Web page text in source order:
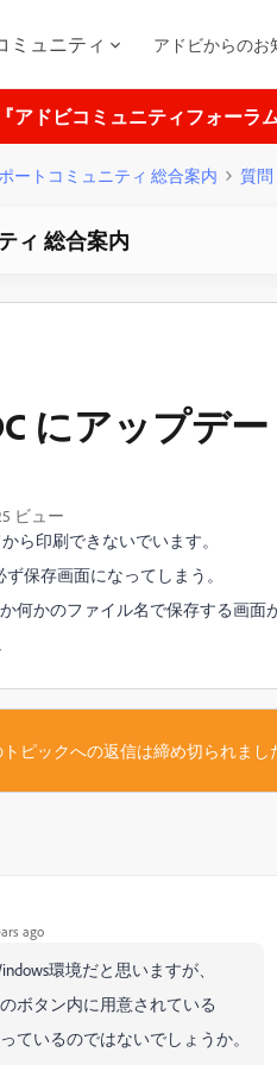
ミュニティ アドビからのお
『アドビコミュニティフォー
ートコミュニティ 総合案内 質問
ィ 総合案内
にアップデ
ビュー
ら印刷できないでいます。
保存画面になってしまう。
何かのファイル名で保存する画面
トピックへの返信は締め切られまし
ago
環境だと思いますが、
ボタン内に用意されている
ているのではないでしょうか。